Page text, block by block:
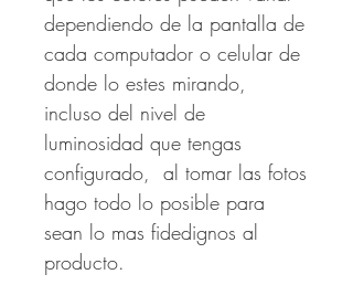
dependiendo de la pantalla de
cada computador o celular de
donde lo estes mirando,
incluso del nivel de
luminosidad que tengas
configurado, al tomar las fotos
hago todo lo posible para
sean lo mas fidedignos al
producto.